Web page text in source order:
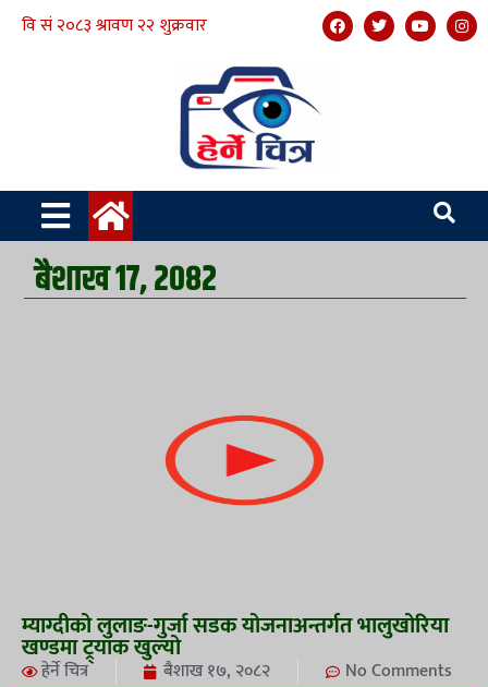
बैशाख १७, २०८२
म्याग्दीको लुलाङ-गुर्जा सडक योजनाअन्तर्गत भालुखोरिया
खण्डमा ट्र्याक खुल्यो
हेर्ने चित्र बैशाख १७, २०८२ No Comments